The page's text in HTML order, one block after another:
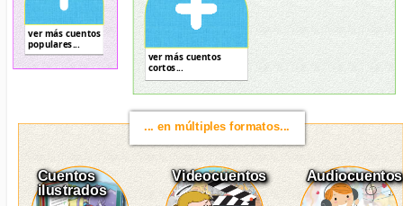
ver más cuentos
populares...
ver más cuentos
cortos...
... en múltiples formatos...
Cuentos
ilustrados
Videocuentos Audiocuentos